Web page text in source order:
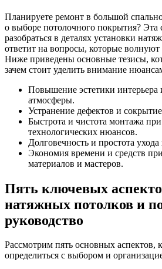
Планируете ремонт в большой
о выборе потолочного покрытия? Эта
разобраться в деталях установки
ответит на вопросы, которые волнуют
Ниже приведены основные тезисы,
зачем стоит уделить внимание
Повышение эстетики интерьера
атмосферы.
Устранение дефектов и
Быстрота и чистота монтажа
технологических нюансов.
Долговечность и простота
Экономия времени и средств
материалов и мастеров.
Пять ключевых
натяжных потолков и
руководство
Рассмотрим пять основных аспектов,
определиться с выбором и